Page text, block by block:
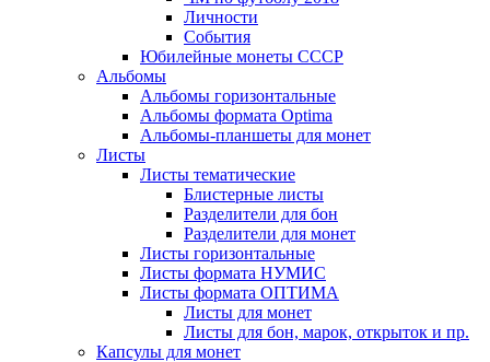
Личности
События
Юбилейные монеты СССР
Альбомы
Альбомы горизонтальные
Альбомы формата Optima
Альбомы-планшеты для монет
Листы
Листы тематические
Блистерные листы
Разделители для бон
Разделители для монет
Листы горизонтальные
Листы формата НУМИС
Листы формата ОПТИМА
Листы для монет
Листы для бон, марок, открыток и пр.
Капсулы для монет